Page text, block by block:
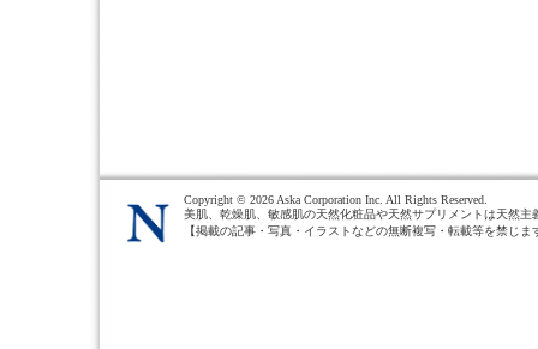
Copyright © 2026 Aska Corporation Inc. All Rights Reserved.
美肌、乾燥肌、敏感肌の天然化粧品や天然サプリメントは天然主
【掲載の記事・写真・イラストなどの無断複写・転載等を禁じま